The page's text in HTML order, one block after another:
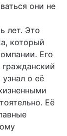
они не
лет. Это
который
Его
о её
Её